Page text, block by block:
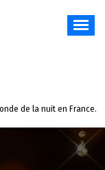
de la nuit en France.